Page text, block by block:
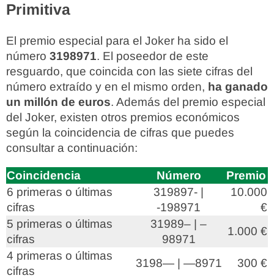
Primitiva
El premio especial para el Joker ha sido el
número 3198971. El poseedor de este
resguardo, que coincida con las siete cifras del
número extraído y en el mismo orden, ha ganado
un millón de euros. Además del premio especial
del Joker, existen otros premios económicos
según la coincidencia de cifras que puedes
consultar a continuación:
Coincidencia Número
Premio
6 primeras o últimas
cifras
319897- |
-198971
10.000
€
5 primeras o últimas
cifras
31989– | –
98971
1.000 €
4 primeras o últimas
cifras
3198— | —8971
300 €